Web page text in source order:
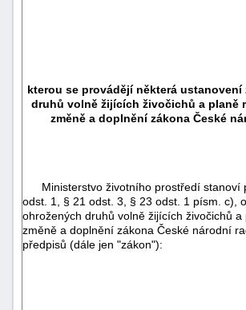
kterou se provádějí některá ustanovení
druhů volně žijících živočichů a planě
změně a doplnění zákona České
Ministerstvo životního prostředí stanoví
odst. 1, § 21 odst. 3, § 23 odst. 1 písm. c),
ohrožených druhů volně žijících živočichů
změně a doplnění zákona České národní
předpisů (dále jen "zákon"):